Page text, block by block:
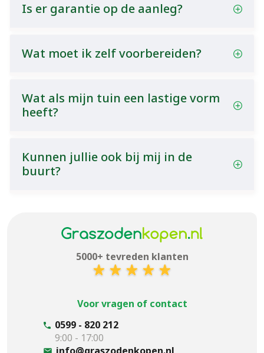
Is er garantie op de aanleg?
Wat moet ik zelf voorbereiden?
Wat als mijn tuin een lastige vorm
heeft?
Kunnen jullie ook bij mij in de
buurt?
5000+ tevreden klanten
Voor vragen of contact
0599 - 820 212
9:00 - 17:00